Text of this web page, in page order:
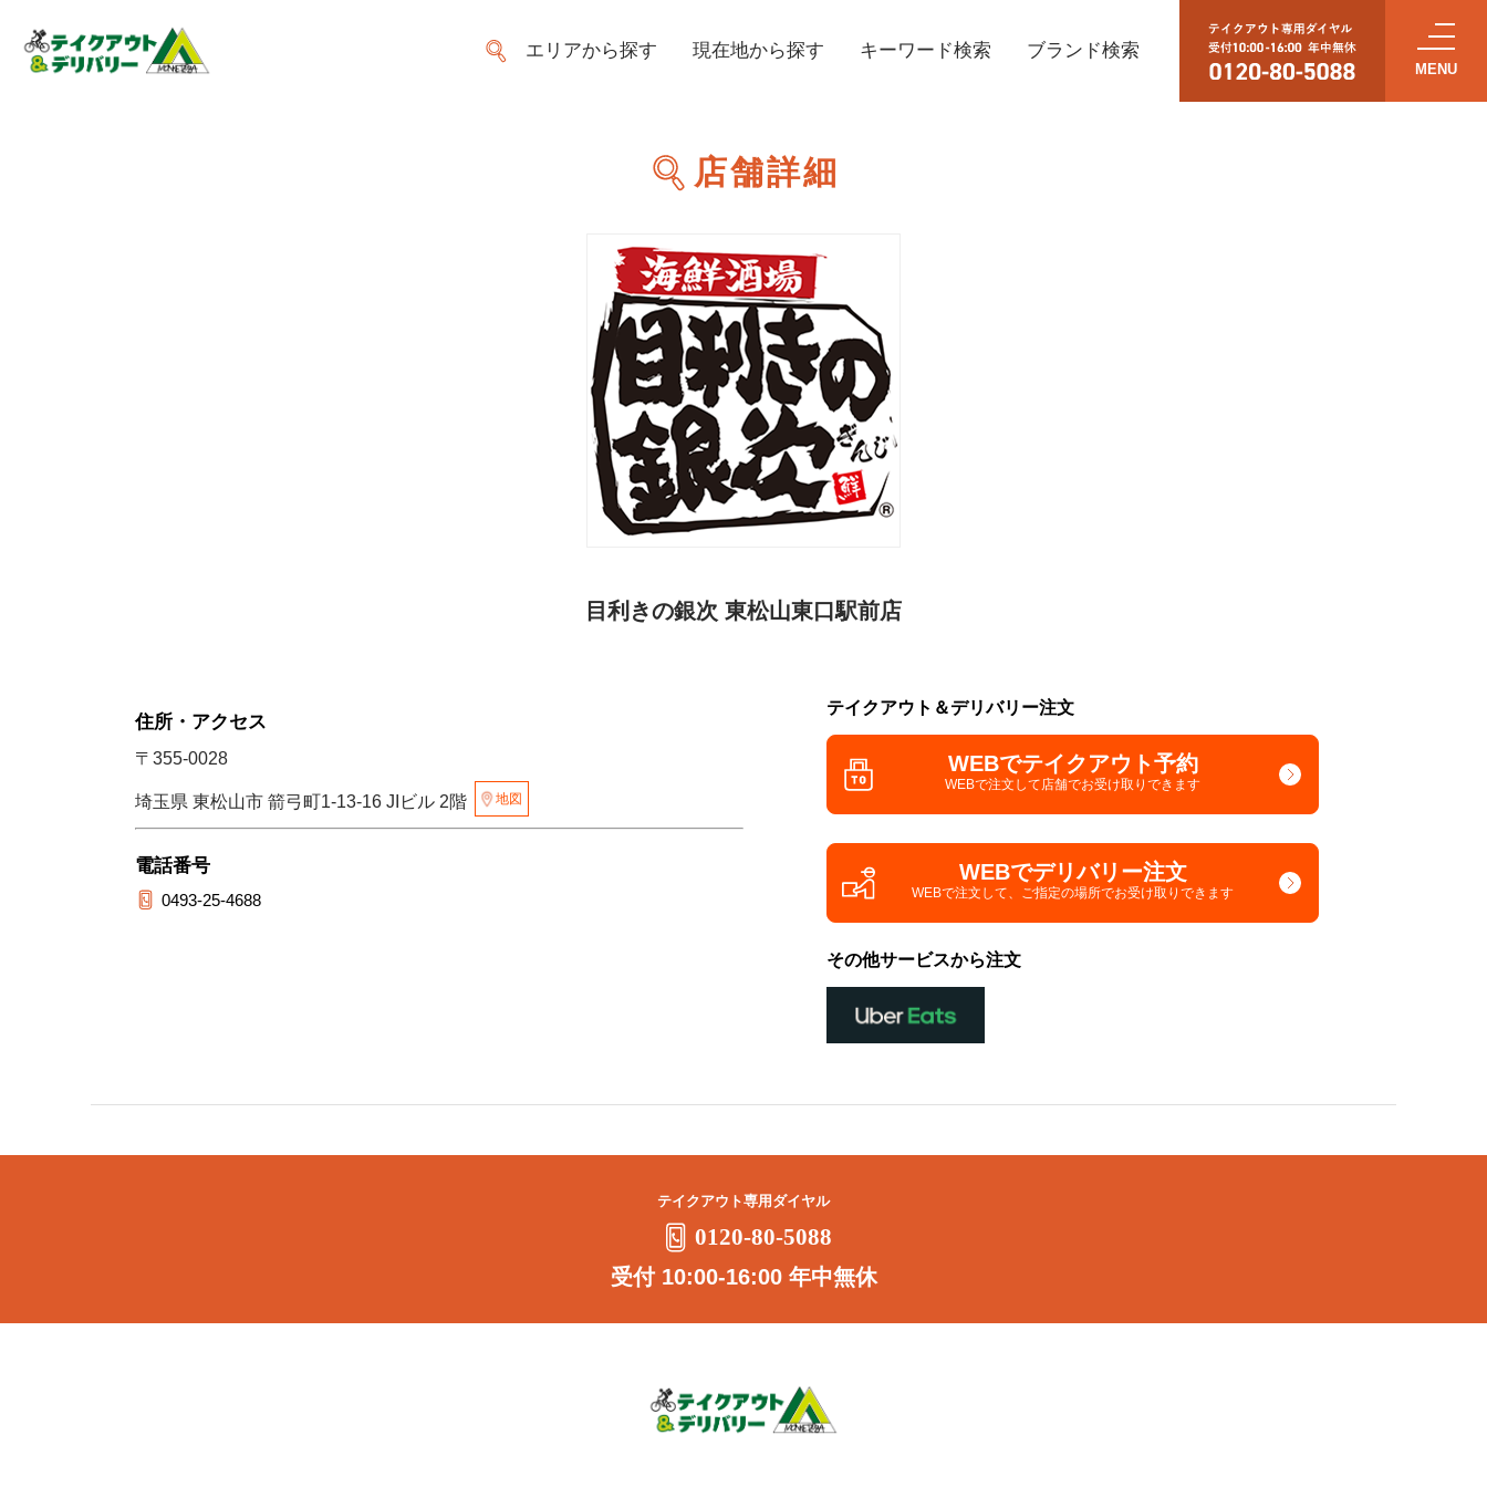
エリアから探す 現在地から探す キーワード検索 ブランド検索
店舗詳細
目利きの銀次 東松山東口駅前店
住所・アクセス
〒355-0028
埼玉県 東松山市 箭弓町1-13-16 JIビル 2階 地図
電話番号
0493-25-4688
テイクアウト＆デリバリー注文
WEBでテイクアウト予約
WEBで注文して店舗でお受け取りできます
WEBでデリバリー注文
WEBで注文して、 ご指定の場所でお受け取りできます
その他サービスから注文
テイクアウト専用ダイヤル
0120-80-5088
受付 10:00-16:00 年中無休